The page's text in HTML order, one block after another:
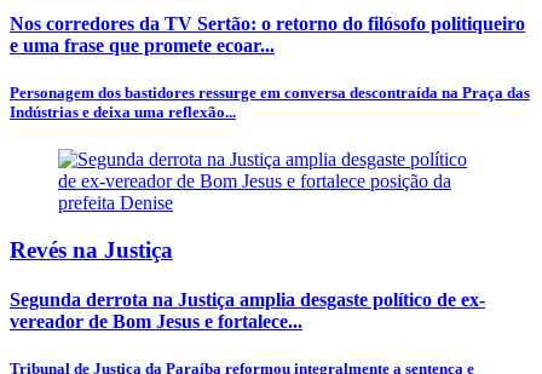
Nos corredores da TV Sertão: o retorno do filósofo politiqueiro
e uma frase que promete ecoar...
Personagem dos bastidores ressurge em conversa descontraída na Praça das
Indústrias e deixa uma reflexão...
Revés na Justiça
Segunda derrota na Justiça amplia desgaste político de ex-
vereador de Bom Jesus e fortalece...
Tribunal de Justiça da Paraíba reformou integralmente a sentença e